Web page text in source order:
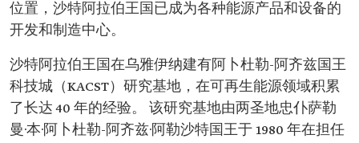
位置，沙特阿拉伯王国已成为各种能源产品和设备的
开发和制造中心。
沙特阿拉伯王国在乌雅伊纳建有阿卜杜勒-阿齐兹国王
科技城（KACST）研究基地，在可再生能源领域积累
了长达 40 年的经验。 该研究基地由两圣地忠仆萨勒
曼·本·阿卜杜勒-阿齐兹·阿勒沙特国王于 1980 年在担任